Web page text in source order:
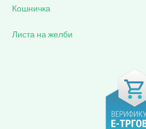
Кошничка
Листа на желби